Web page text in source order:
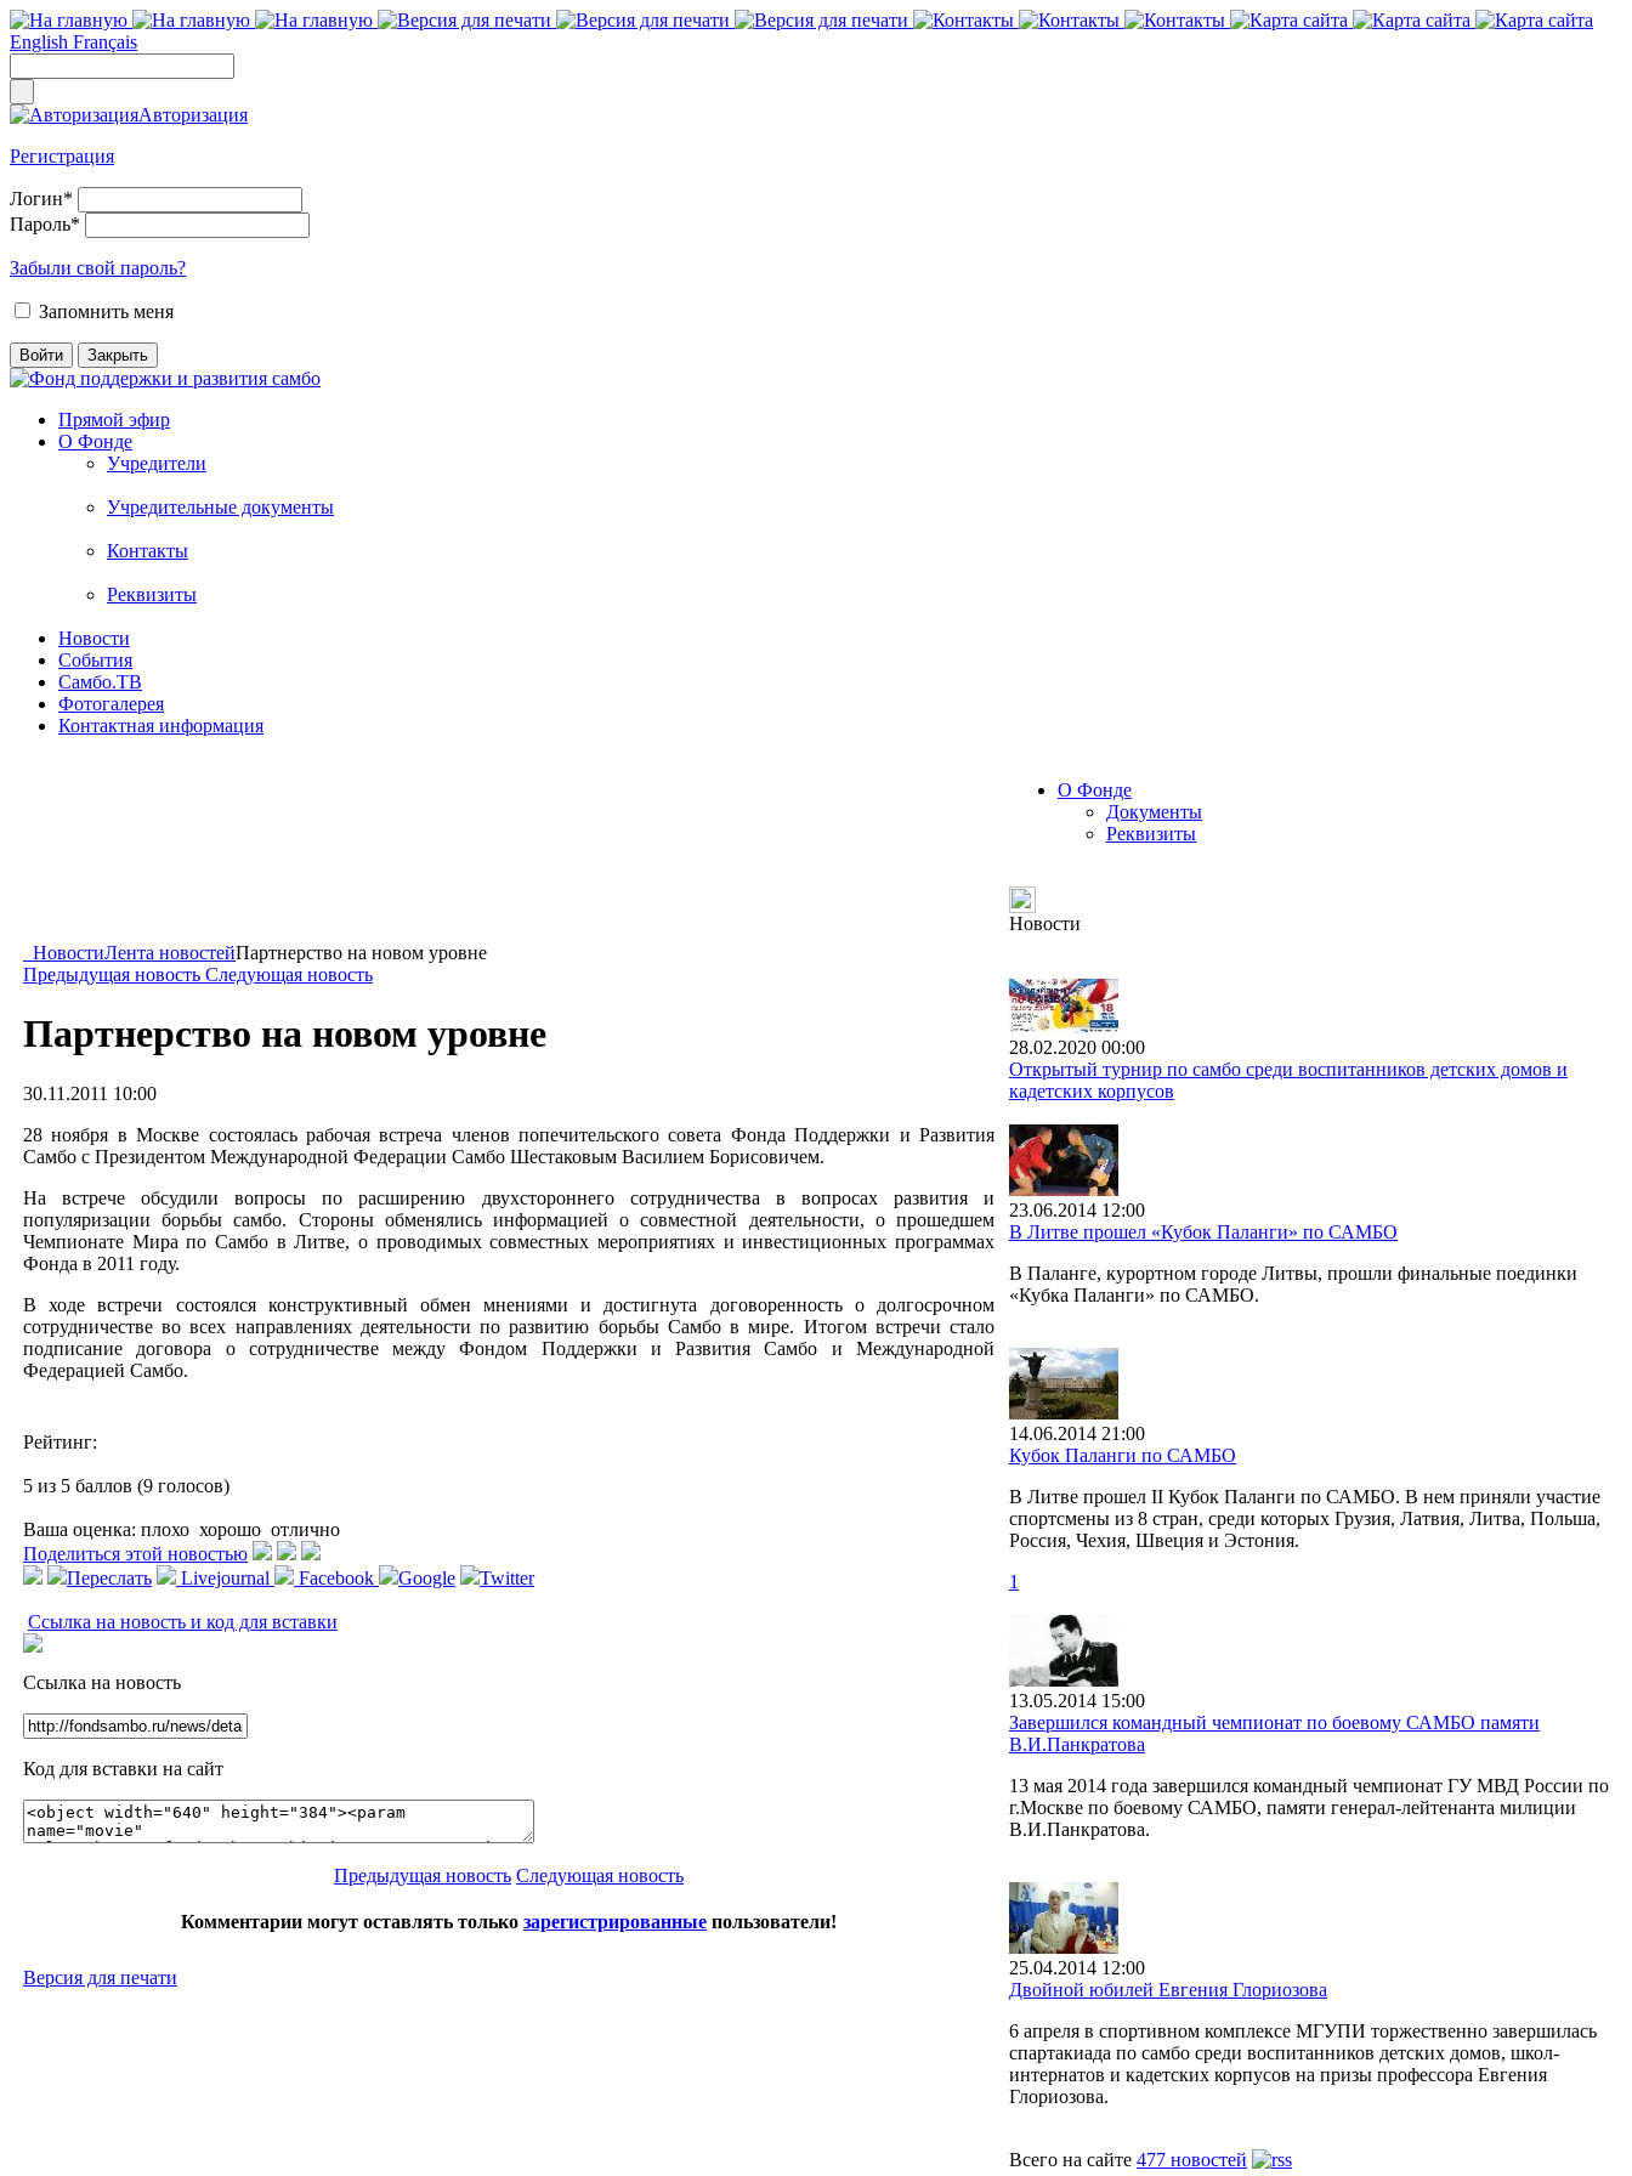
English Français
Авторизация
Регистрация
Логин*
Пароль*
Забыли свой пароль?
Запомнить меня
Прямой эфир
О Фонде
Учредители
Учредительные документы
Контакты
Реквизиты
Новости
События
Самбо.ТВ
Фотогалерея
Контактная информация
НовостиЛента новостейПартнерство на новом уровне
Предыдущая новость Следующая новость
Партнерство на новом уровне
30.11.2011 10:00
28 ноября в Москве состоялась рабочая встреча членов попечительского совета Фонда Поддержки и Развития
Самбо с Президентом Международной Федерации Самбо Шестаковым Василием Борисовичем.
На встрече обсудили вопросы по расширению двухстороннего сотрудничества в вопросах развития и
популяризации борьбы самбо. Стороны обменялись информацией о совместной деятельности, о прошедшем
Чемпионате Мира по Самбо в Литве, о проводимых совместных мероприятиях и инвестиционных программах
Фонда в 2011 году.
В ходе встречи состоялся конструктивный обмен мнениями и достигнута договоренность о долгосрочном
сотрудничестве во всех направлениях деятельности по развитию борьбы Самбо в мире. Итогом встречи стало
подписание договора о сотрудничестве между Фондом Поддержки и Развития Самбо и Международной
Федерацией Самбо.
Рейтинг:
5 из 5 баллов (9 голосов)
Ваша оценка: плохо хорошо отлично
Поделиться этой новостью
Переслать
Livejournal Facebook Google Twitter
Ссылка на новость и код для вставки
Ссылка на новость
Код для вставки на сайт
Предыдущая новость Следующая новость
Комментарии могут оставлять только зарегистрированные пользователи!
Версия для печати
О Фонде
Документы
Реквизиты
Новости
28.02.2020 00:00
Открытый турнир по самбо среди воспитанников детских домов и
кадетских корпусов
23.06.2014 12:00
В Литве прошел «Кубок Паланги» по САМБО
В Паланге, курортном городе Литвы, прошли финальные поединки
«Кубка Паланги» по САМБО.
14.06.2014 21:00
Кубок Паланги по САМБО
В Литве прошел II Кубок Паланги по САМБО. В нем приняли участие
спортсмены из 8 стран, среди которых Грузия, Латвия, Литва, Польша,
Россия, Чехия, Швеция и Эстония.
1
13.05.2014 15:00
Завершился командный чемпионат по боевому САМБО памяти
В.И.Панкратова
13 мая 2014 года завершился командный чемпионат ГУ МВД России по
г.Москве по боевому САМБО, памяти генерал-лейтенанта милиции
В.И.Панкратова.
25.04.2014 12:00
Двойной юбилей Евгения Глориозова
6 апреля в спортивном комплексе МГУПИ торжественно завершилась
спартакиада по самбо среди воспитанников детских домов, школ-
интернатов и кадетских корпусов на призы профессора Евгения
Глориозова.
Всего на сайте 477 новостей